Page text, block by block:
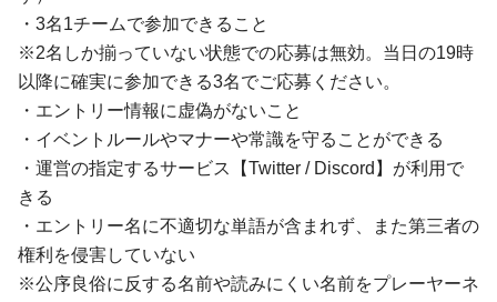
・3名1チームで参加できること
※2名しか揃っていない状態での応募は無効。当日の19時
以降に確実に参加できる3名でご応募ください。
・エントリー情報に虚偽がないこと
・イベントルールやマナーや常識を守ることができる
・運営の指定するサービス【Twitter / Discord】が利用で
きる
・エントリー名に不適切な単語が含まれず、また第三者の
権利を侵害していない
※公序良俗に反する名前や読みにくい名前をプレーヤーネ